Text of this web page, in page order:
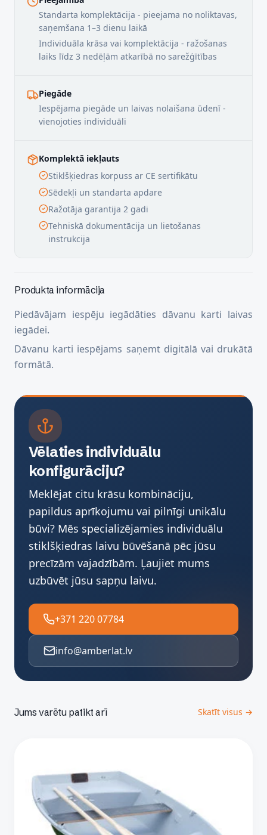
Standarta komplektācija - pieejama no noliktavas,
saņemšana 1–3 dienu laikā
Individuāla krāsa vai komplektācija - ražošanas
laiks līdz 3 nedēļām atkarībā no sarežģītības
Piegāde
Iespējama piegāde un laivas nolaišana ūdenī -
vienojoties individuāli
Komplektā iekļauts
Stiklšķiedras korpuss ar CE sertifikātu
Sēdekļi un standarta apdare
Ražotāja garantija 2 gadi
Tehniskā dokumentācija un lietošanas
instrukcija
Produkta informācija
Piedāvājam iespēju iegādāties dāvanu karti laivas
iegādei.
Dāvanu karti iespējams saņemt digitālā vai drukātā
formātā.
Vēlaties individuālu
konfigurāciju?
Meklējat citu krāsu kombināciju,
papildus aprīkojumu vai pilnīgi unikālu
būvi? Mēs specializējamies individuālu
stiklšķiedras laivu būvēšanā pēc jūsu
precīzām vajadzībām. Ļaujiet mums
uzbūvēt jūsu sapņu laivu.
+371 220 07784
info@amberlat.lv
Jums varētu patikt arī Skatīt visus →